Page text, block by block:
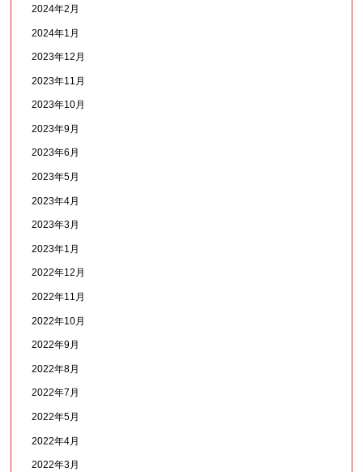
2024年2月
2024年1月
2023年12月
2023年11月
2023年10月
2023年9月
2023年6月
2023年5月
2023年4月
2023年3月
2023年1月
2022年12月
2022年11月
2022年10月
2022年9月
2022年8月
2022年7月
2022年5月
2022年4月
2022年3月